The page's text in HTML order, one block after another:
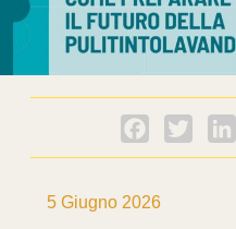
Facebook
Twitter
5 Giugno 2026